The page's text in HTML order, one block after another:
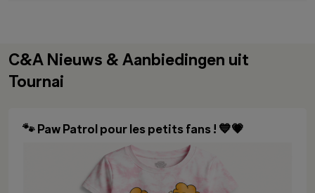
C&A Nieuws & Aanbiedingen uit
Tournai
🐾 Paw Patrol pour les petits fans ! 💙💗